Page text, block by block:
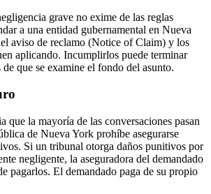
grave no exime de las reglas
a una entidad gubernamental en Nueva
aviso de reclamo (Notice of Claim) y los
aplicando. Incumplirlos puede terminar
que se examine el fondo del asunto.
que la mayoría de las conversaciones pasan
de Nueva York prohíbe asegurarse
Si un tribunal otorga daños punitivos por
negligente, la aseguradora del demandado
pagarlos. El demandado paga de su propio